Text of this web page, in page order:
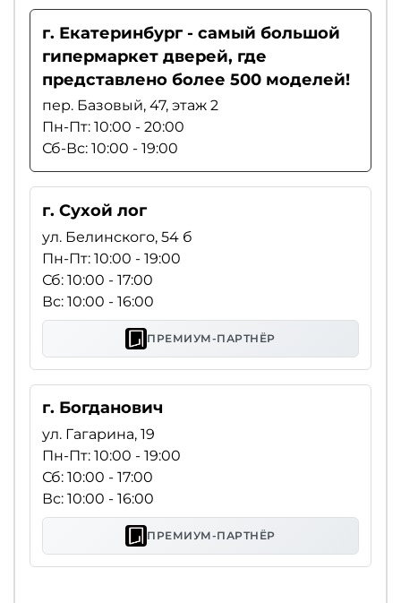
г. Екатеринбург - самый большой
гипермаркет дверей, где
представлено более 500 моделей!
пер. Базовый, 47, этаж 2
Пн-Пт: 10:00 - 20:00
Сб-Вс: 10:00 - 19:00
г. Сухой лог
ул. Белинского, 54 б
Пн-Пт: 10:00 - 19:00
Сб: 10:00 - 17:00
Вс: 10:00 - 16:00
ПРЕМИУМ-ПАРТНЁР
г. Богданович
ул. Гагарина, 19
Пн-Пт: 10:00 - 19:00
Сб: 10:00 - 17:00
Вс: 10:00 - 16:00
ПРЕМИУМ-ПАРТНЁР